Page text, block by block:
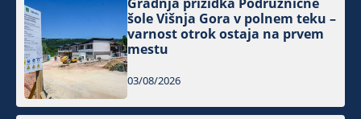
šole Višnja Gora v polnem teku –
varnost otrok ostaja na prvem
mestu
03/08/2026